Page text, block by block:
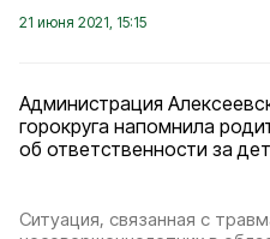
21 июня 2021, 15:15
Администрация
горокруга напомнила
об ответственности за
Ситуация, связанная с